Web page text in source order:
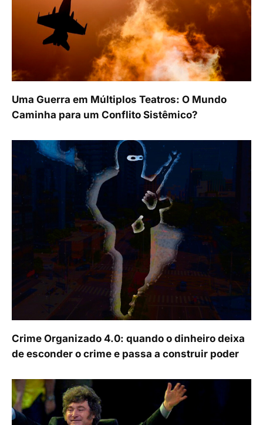
Uma Guerra em Múltiplos Teatros: O Mundo
Caminha para um Conflito Sistêmico?
Crime Organizado 4.0: quando o dinheiro deixa
de esconder o crime e passa a construir poder